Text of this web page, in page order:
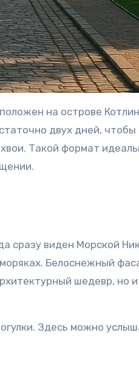
на острове
двух дней, чтобы
Такой формат
сразу виден Морской
Белоснежный
шедевр, но
Здесь можно